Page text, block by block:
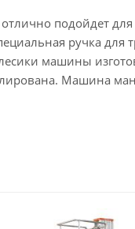
подойдет для
ручка для
машины
Машина